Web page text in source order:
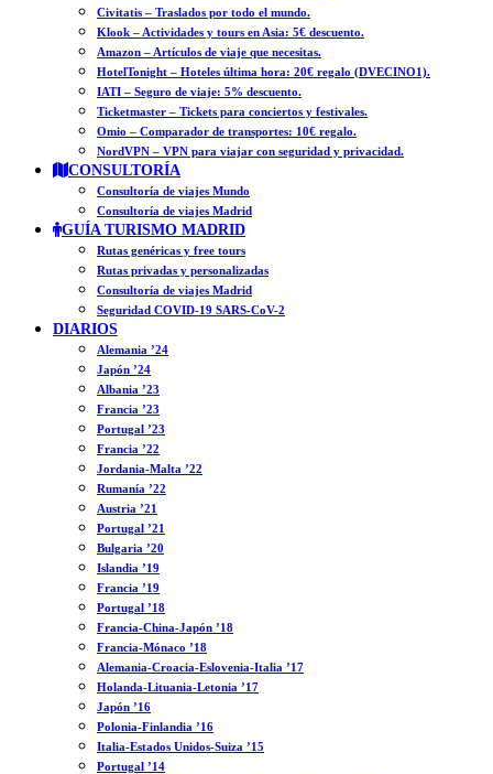
Civitatis – Traslados por todo el mundo.
Klook – Actividades y tours en Asia: 5€ descuento.
Amazon – Artículos de viaje que necesitas.
HotelTonight – Hoteles última hora: 20€ regalo (DVECINO1).
IATI – Seguro de viaje: 5% descuento.
Ticketmaster – Tickets para conciertos y festivales.
Omio – Comparador de transportes: 10€ regalo.
NordVPN – VPN para viajar con seguridad y privacidad.
CONSULTORÍA
Consultoría de viajes Mundo
Consultoría de viajes Madrid
GUÍA TURISMO MADRID
Rutas genéricas y free tours
Rutas privadas y personalizadas
Consultoría de viajes Madrid
Seguridad COVID-19 SARS-CoV-2
DIARIOS
Alemania ’24
Japón ’24
Albania ’23
Francia ’23
Portugal ’23
Francia ’22
Jordania-Malta ’22
Rumanía ’22
Austria ’21
Portugal ’21
Bulgaria ’20
Islandia ’19
Francia ’19
Portugal ’18
Francia-China-Japón ’18
Francia-Mónaco ’18
Alemania-Croacia-Eslovenia-Italia ’17
Holanda-Lituania-Letonia ’17
Japón ’16
Polonia-Finlandia ’16
Italia-Estados Unidos-Suiza ’15
Portugal ’14